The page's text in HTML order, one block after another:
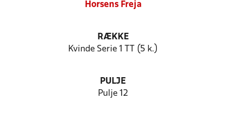
Horsens Freja
RÆKKE
Kvinde Serie 1 TT (5 k.)
PULJE
Pulje 12